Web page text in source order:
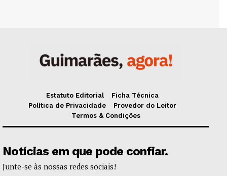
Estatuto Editorial
Ficha Técnica
Política de Privacidade
Provedor do Leitor
Termos & Condições
Notícias em que pode confiar.
Junte-se às nossas redes sociais!